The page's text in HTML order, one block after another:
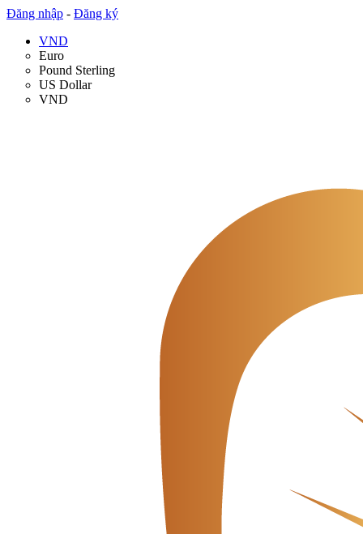
Đăng nhập - Đăng ký
VND
Euro
Pound Sterling
US Dollar
VND